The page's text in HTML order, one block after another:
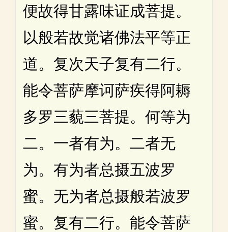
便故得甘露味证成菩提。
以般若故觉诸佛法平等正
道。复次天子复有二行。
能令菩萨摩诃萨疾得阿耨
多罗三藐三菩提。何等为
二。一者有为。二者无
为。有为者总摄五波罗
蜜。无为者总摄般若波罗
蜜。复有二行。能令菩萨